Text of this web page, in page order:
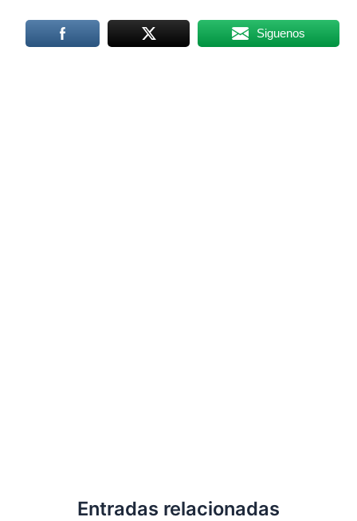
Siguenos
Entradas relacionadas